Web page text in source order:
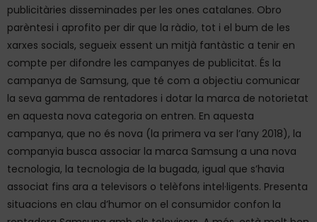
publicitàries disseminades per les ones catalanes. Obro
parèntesi i aprofito per dir que la ràdio, tot i el bum de les
xarxes socials, segueix essent un mitjà fantàstic a tenir en
compte per difondre les campanyes de publicitat. És la
campanya de Samsung, que té com a objectiu comunicar
la seva gamma de rentadores i dotar la marca de notorietat
en aquesta nova categoria on entren. En aquesta
campanya, que no és nova (la primera va ser l’any 2018), la
companyia busca associar la marca Samsung a una nova
tecnologia, la tecnologia de la bugada, igual que s’havia
associat fins ara a televisors o telèfons intel·ligents. Presenta
situacions en clau d’humor on el consumidor confon la